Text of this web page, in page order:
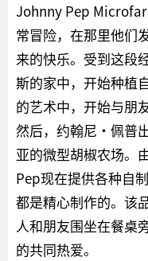
Johnny Pep
常冒险，在那里他们
来的快乐。受到这段
斯的家中，开始种植
的艺术中，开始与朋
然后，约翰尼·佩普
亚的微型胡椒农场。
Pep现在提供各种自
都是精心制作的。该
人和朋友围坐在餐桌
的共同热爱。